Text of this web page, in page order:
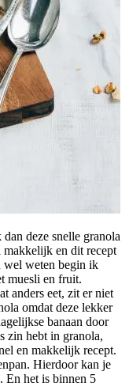
dan deze snelle granola
makkelijk en dit recept
wel weten begin ik
muesli en fruit.
anders eet, zit er niet
omdat deze lekker
banaan door
zin hebt in granola,
en makkelijk recept.
Hierdoor kan je
En het is binnen 5